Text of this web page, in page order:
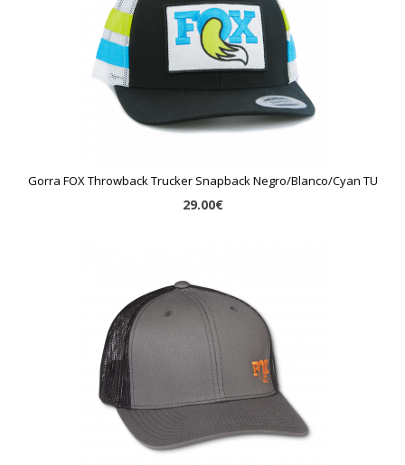
Gorra FOX Throwback Trucker Snapback Negro/Blanco/Cyan TU
29.00€